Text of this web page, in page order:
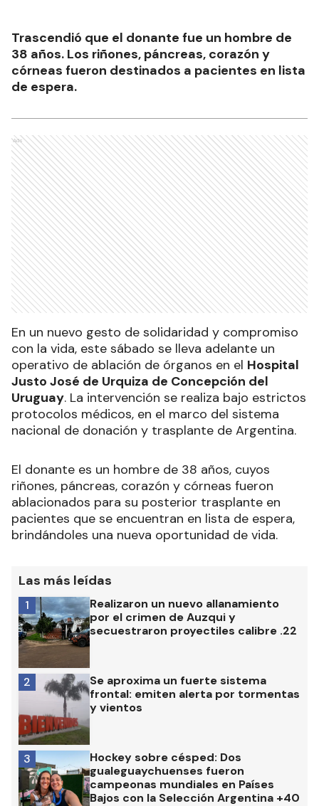
Trascendió que el donante fue un hombre de
38 años. Los riñones, páncreas, corazón y
córneas fueron destinados a pacientes en lista
de espera.
Ads
En un nuevo gesto de solidaridad y compromiso
con la vida, este sábado se lleva adelante un
operativo de ablación de órganos en el Hospital
Justo José de Urquiza de Concepción del
Uruguay. La intervención se realiza bajo estrictos
protocolos médicos, en el marco del sistema
nacional de donación y trasplante de Argentina.
El donante es un hombre de 38 años, cuyos
riñones, páncreas, corazón y córneas fueron
ablacionados para su posterior trasplante en
pacientes que se encuentran en lista de espera,
brindándoles una nueva oportunidad de vida.
Las más leídas
Realizaron un nuevo allanamiento
por el crimen de Auzqui y
secuestraron proyectiles calibre .22
1
Se aproxima un fuerte sistema
frontal: emiten alerta por tormentas
y vientos
2
Hockey sobre césped: Dos
gualeguaychuenses fueron
campeonas mundiales en Países
Bajos con la Selección Argentina +40
3